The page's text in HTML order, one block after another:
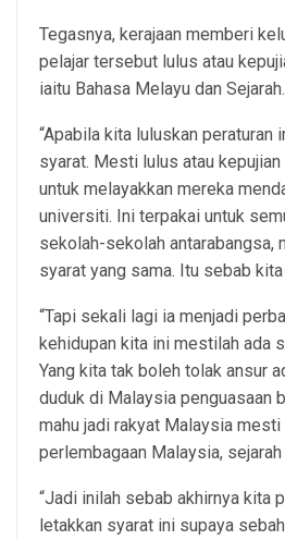
Tegasnya, kerajaan memberi
pelajar tersebut lulus atau
iaitu Bahasa Melayu dan Sejarah.
“Apabila kita luluskan peraturan
syarat. Mesti lulus atau kepujian
untuk melayakkan mereka
universiti. Ini terpakai untuk
sekolah-sekolah antarabangsa,
syarat yang sama. Itu sebab
“Tapi sekali lagi ia menjadi
kehidupan kita ini mestilah ada
Yang kita tak boleh tolak ansur
duduk di Malaysia penguasaan
mahu jadi rakyat Malaysia
perlembagaan Malaysia, sejarah
“Jadi inilah sebab akhirnya kita
letakkan syarat ini supaya